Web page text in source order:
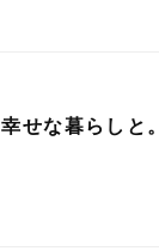
せな暮らし